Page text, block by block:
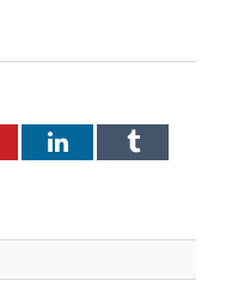
LinkedInTumblr